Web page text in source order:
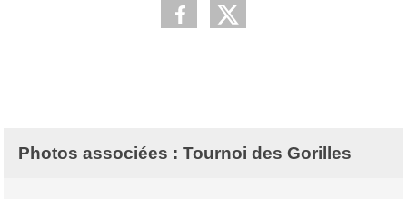
Photos associées : Tournoi des Gorilles